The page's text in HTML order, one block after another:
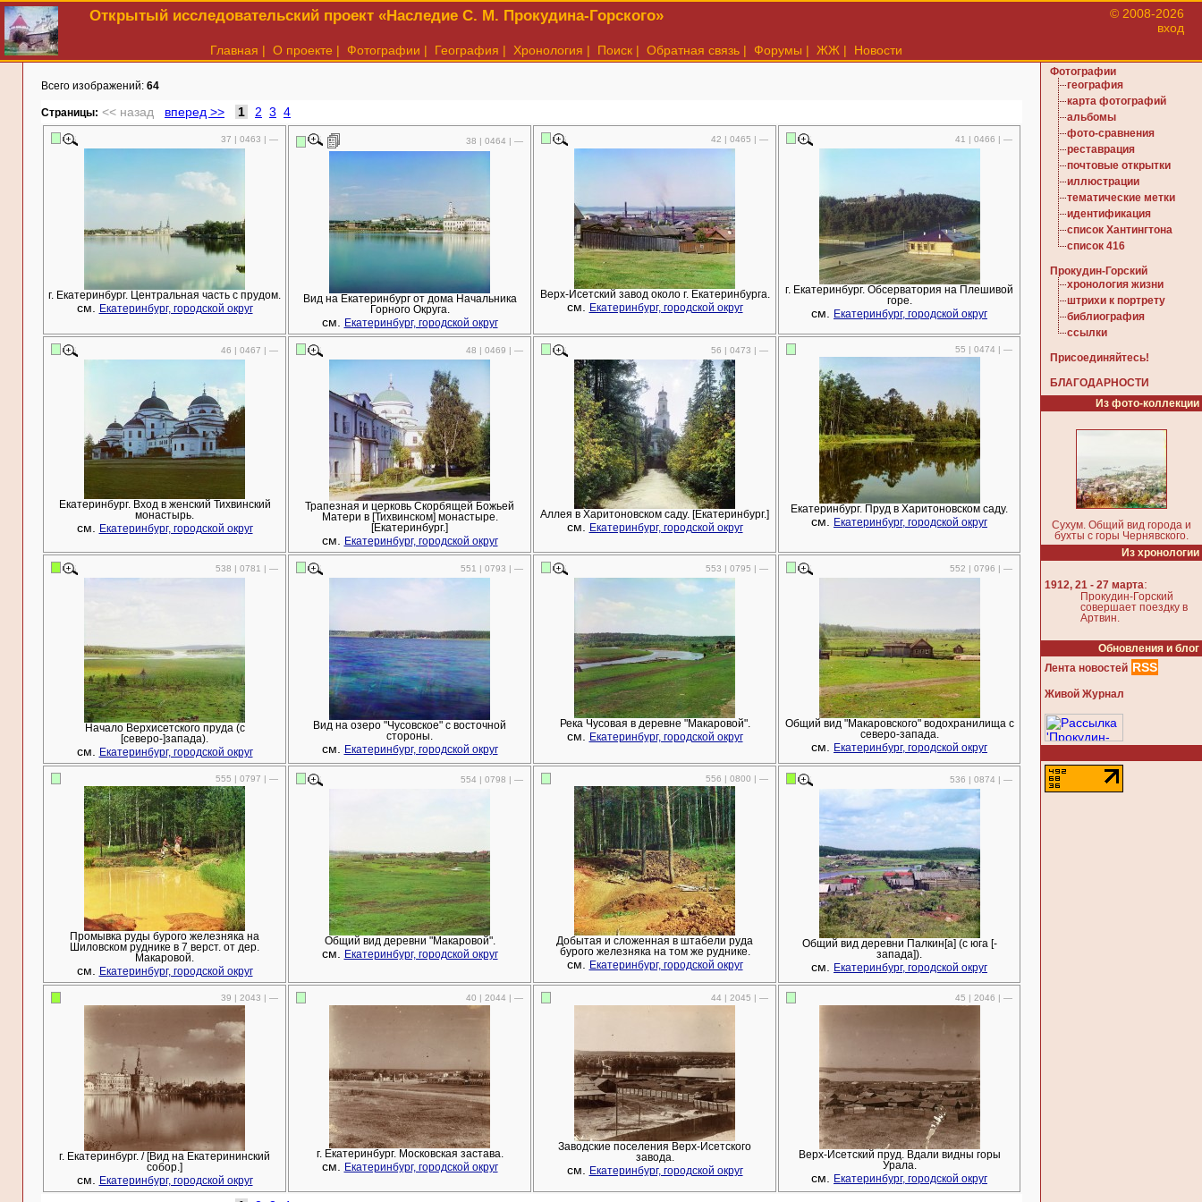
Открытый исследовательский проект «Наследие С. М. Прокудина-Горского»
© 2008-2026
вход
Главная | О проекте | Фотографии | География | Хронология | Поиск | Обратная связь | Форумы | ЖЖ | Новости
Всего изображений: 64
Cтраницы: << назад вперед >> 1 2 3 4
37 | 0463 | —
г. Екатеринбург. Центральная часть с прудом.
см. Екатеринбург, городской округ
38 | 0464 | —
Вид на Екатеринбург от дома Начальника
Горного Округа.
см. Екатеринбург, городской округ
42 | 0465 | —
Верх-Исетский завод около г. Екатеринбурга.
см. Екатеринбург, городской округ
41 | 0466 | —
г. Екатеринбург. Обсерватория на Плешивой
горе.
см. Екатеринбург, городской округ
46 | 0467 | —
Екатеринбург. Вход в женский Тихвинский
монастырь.
см. Екатеринбург, городской округ
48 | 0469 | —
Трапезная и церковь Скорбящей Божьей
Матери в [Тихвинском] монастыре.
[Екатеринбург.]
см. Екатеринбург, городской округ
56 | 0473 | —
Аллея в Харитоновском саду. [Екатеринбург.]
см. Екатеринбург, городской округ
55 | 0474 | —
Екатеринбург. Пруд в Харитоновском саду.
см. Екатеринбург, городской округ
538 | 0781 | —
Начало Верхисетского пруда (с
[северо-]запада).
см. Екатеринбург, городской округ
551 | 0793 | —
Вид на озеро "Чусовское" с восточной
стороны.
см. Екатеринбург, городской округ
553 | 0795 | —
Река Чусовая в деревне "Макаровой".
см. Екатеринбург, городской округ
552 | 0796 | —
Общий вид "Макаровского" водохранилища с
северо-запада.
см. Екатеринбург, городской округ
555 | 0797 | —
Промывка руды бурого железняка на
Шиловском руднике в 7 верст. от дер.
Макаровой.
см. Екатеринбург, городской округ
554 | 0798 | —
Общий вид деревни "Макаровой".
см. Екатеринбург, городской округ
556 | 0800 | —
Добытая и сложенная в штабели руда
бурого железняка на том же руднике.
см. Екатеринбург, городской округ
536 | 0874 | —
Общий вид деревни Палкин[а] (с юга [-
запада]).
см. Екатеринбург, городской округ
39 | 2043 | —
г. Екатеринбург. / [Вид на Екатерининский
собор.]
см. Екатеринбург, городской округ
40 | 2044 | —
г. Екатеринбург. Московская застава.
см. Екатеринбург, городской округ
44 | 2045 | —
Заводские поселения Верх-Исетского
завода.
см. Екатеринбург, городской округ
45 | 2046 | —
Верх-Исетский пруд. Вдали видны горы
Урала.
см. Екатеринбург, городской округ
Фотографии
география
карта фотографий
альбомы
фото-сравнения
реставрация
почтовые открытки
иллюстрации
тематические метки
идентификация
список Хантингтона
список 416
Прокудин-Горский
хронология жизни
штрихи к портрету
библиография
ссылки
Присоединяйтесь!
БЛАГОДАРНОСТИ
Из фото-коллекции
Сухум. Общий вид города и
бухты с горы Чернявского.
Из хронологии
1912, 21 - 27 марта:
Прокудин-Горский
совершает поездку в
Артвин.
Обновления и блог
Лента новостей RSS
Живой Журнал